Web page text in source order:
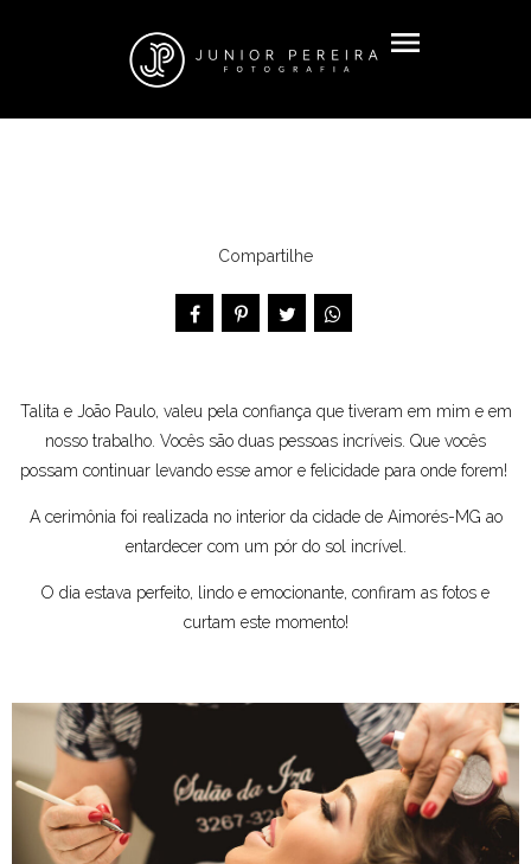
menu
Compartilhe
Talita e João Paulo, valeu pela confiança que tiveram em mim e em
nosso trabalho. Vocês são duas pessoas incríveis. Que vocês
possam continuar levando esse amor e felicidade para onde forem!
A cerimônia foi realizada no interior da cidade de Aimorés-MG ao
entardecer com um pór do sol incrível.
O dia estava perfeito, lindo e emocionante, confiram as fotos e
curtam este momento!